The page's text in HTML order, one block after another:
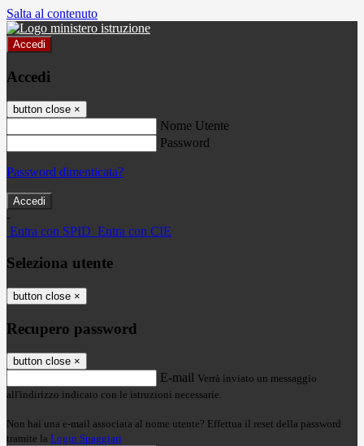
Salta al contenuto
Accedi
Accedi
button close ×
Nome Utente
Password
Password dimenticata?
-
Entra con SPID Entra con CIE
Seleziona utente
button close ×
Recupero password
button close ×
E-mail Verrà inviato un messaggio
all'indirizzo indicato con le istruzioni necessarie.
Non hai una e-mail associata al nome utente? Effettua il reset della password
tramite la Login Spaggiari